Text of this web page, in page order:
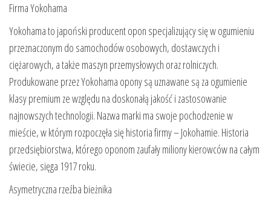
Firma Yokohama
Yokohama to japoński producent opon specjalizujący się w ogumieniu
przeznaczonym do samochodów osobowych, dostawczych i
ciężarowych, a także maszyn przemysłowych oraz rolniczych.
Produkowane przez Yokohama opony są uznawane są za ogumienie
klasy premium ze względu na doskonałą jakość i zastosowanie
najnowszych technologii. Nazwa marki ma swoje pochodzenie w
mieście, w którym rozpoczęła się historia firmy – Jokohamie. Historia
przedsiębiorstwa, którego oponom zaufały miliony kierowców na całym
świecie, sięga 1917 roku.
Asymetryczna rzeźba bieżnika